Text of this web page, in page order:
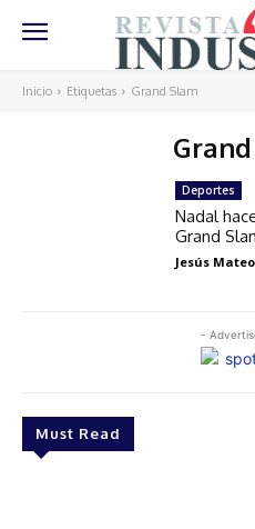
Inicio Etiquetas Grand Slam
-
Must Read
Deportes
Nadal
Grand
Jesús